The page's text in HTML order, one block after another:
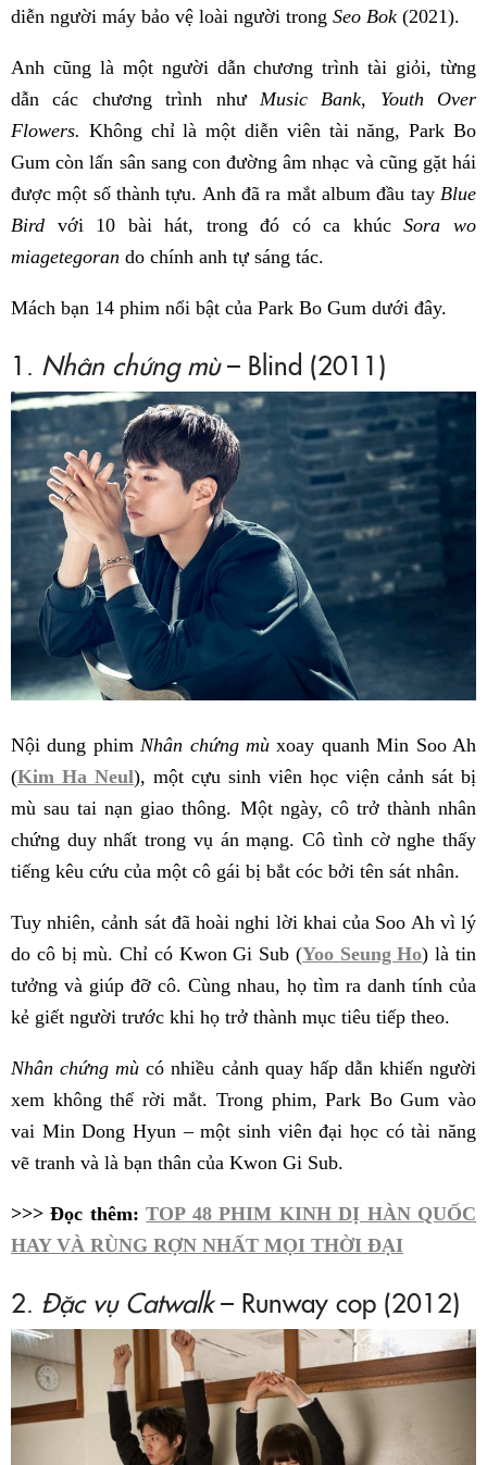
diễn người máy bảo vệ loài người trong Seo Bok (2021).
Anh cũng là một người dẫn chương trình tài giỏi, từng
dẫn các chương trình như Music Bank, Youth Over
Flowers. Không chỉ là một diễn viên tài năng, Park Bo
Gum còn lấn sân sang con đường âm nhạc và cũng gặt hái
được một số thành tựu. Anh đã ra mắt album đầu tay Blue
Bird với 10 bài hát, trong đó có ca khúcSora wo
miagetegoran do chính anh tự sáng tác.
Mách bạn 14 phim nổi bật của Park Bo Gum dưới đây.
1. Nhân chứng mù– Blind (2011)
Nội dung phimNhân chứng mù xoay quanh Min Soo Ah
(Kim Ha Neul), một cựu sinh viên học viện cảnh sát bị
mù sau tai nạn giao thông. Một ngày, cô trở thành nhân
chứng duy nhất trong vụ án mạng. Cô tình cờ nghe thấy
tiếng kêu cứu của một cô gái bị bắt cóc bởi tên sát nhân.
Tuy nhiên, cảnh sát đã hoài nghi lời khai của Soo Ah vì lý
do cô bị mù. Chỉ có Kwon Gi Sub (Yoo Seung Ho) là tin
tưởng và giúp đỡ cô. Cùng nhau, họ tìm ra danh tính của
kẻ giết người trước khi họ trở thành mục tiêu tiếp theo.
Nhân chứng mù có nhiều cảnh quay hấp dẫn khiến người
xem không thể rời mắt. Trong phim, Park Bo Gum vào
vai Min Dong Hyun – một sinh viên đại học có tài năng
vẽ tranh và là bạn thân của Kwon Gi Sub.
>>> Đọc thêm:TOP 48 PHIM KINH DỊ HÀN QUỐC
HAY VÀ RÙNG RỢN NHẤT MỌI THỜI ĐẠI
2. Đặc vụ Catwalk– Runway cop (2012)